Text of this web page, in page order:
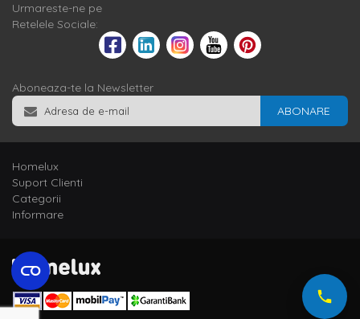
Urmareste-ne pe
Retelele Sociale:
Aboneaza-te la Newsletter
ABONARE
Homelux
Suport Clienti
Categorii
Informare